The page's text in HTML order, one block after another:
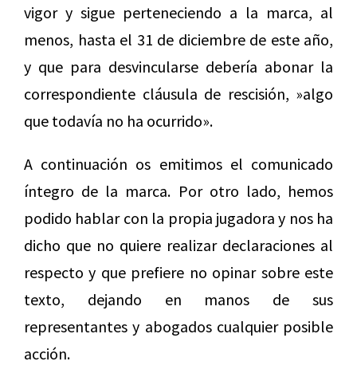
vigor y sigue perteneciendo a la marca, al
menos, hasta el 31 de diciembre de este año,
y que para desvincularse debería abonar la
correspondiente cláusula de rescisión, »algo
que todavía no ha ocurrido».
A continuación os emitimos el comunicado
íntegro de la marca. Por otro lado, hemos
podido hablar con la propia jugadora y nos ha
dicho que no quiere realizar declaraciones al
respecto y que prefiere no opinar sobre este
texto, dejando en manos de sus
representantes y abogados cualquier posible
acción.